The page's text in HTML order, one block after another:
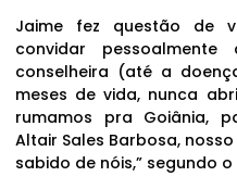
Jaime fez questão de
convidar
conselheira (até a
meses de vida, nunca
rumamos pra Goiânia,
Altair Sales Barbosa,
sabido de nóis,” segundo o